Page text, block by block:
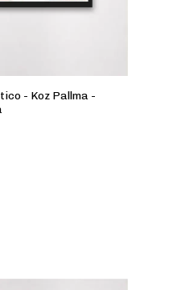
- Koz Pallma -